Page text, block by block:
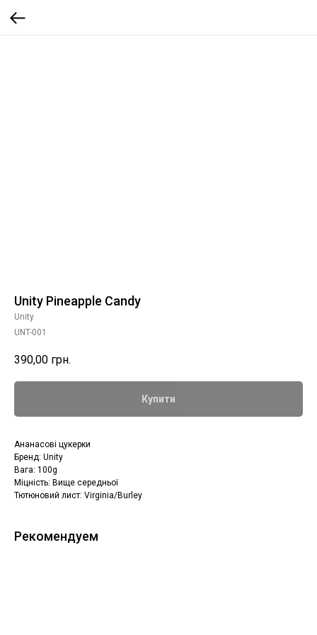
Unity Pineapple Candy
Unity
UNT-001
390,00 грн.
Купити
Ананасові цукерки
Бренд: Unity
Вага: 100g
Міцність: Вище середньої
Тютюновий лист: Virginia/Burley
Рекомендуем